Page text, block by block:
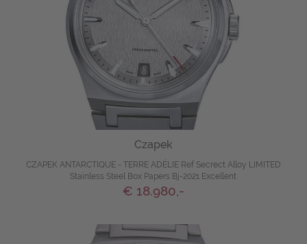
Czapek
CZAPEK ANTARCTIQUE - TERRE ADÉLIE Ref Secrect Alloy LIMITED
Stainless Steel Box Papers Bj-2021 Excellent
€ 18.980,-